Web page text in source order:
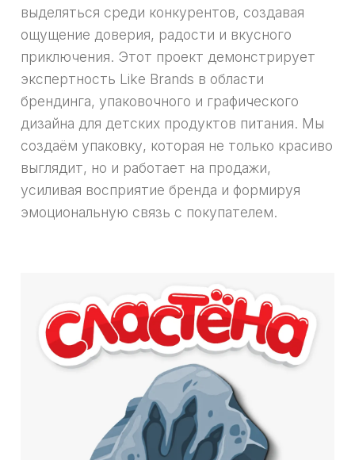
выделяться среди конкурентов, создавая
ощущение доверия, радости и вкусного
приключения. Этот проект демонстрирует
экспертность Like Brands в области
брендинга, упаковочного и графического
дизайна для детских продуктов питания. Мы
создаём упаковку, которая не только красиво
выглядит, но и работает на продажи,
усиливая восприятие бренда и формируя
эмоциональную связь с покупателем.